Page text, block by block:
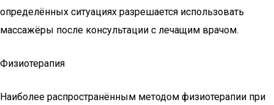
определённых ситуациях разрешается использовать
массажёры после консультации с лечащим врачом.
Физиотерапия
Наиболее распространённым методом физиотерапии при